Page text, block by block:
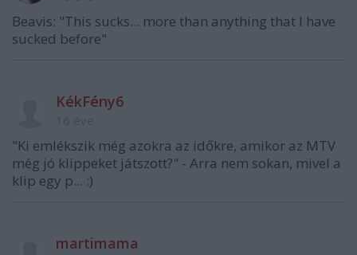
Beavis: "This sucks... more than anything that I have
sucked before"
KékFény6
"Ki emlékszik még azokra az időkre, amikor az MTV
még jó klippeket játszott?" - Arra nem sokan, mivel a
klip egy p... :)
martimama